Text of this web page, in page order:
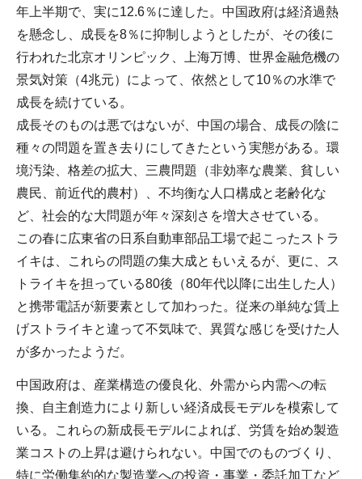
年上半期で、実に12.6％に達した。中国政府は経済過熱
を懸念し、成長を8％に抑制しようとしたが、その後に
行われた北京オリンピック、上海万博、世界金融危機の
景気対策（4兆元）によって、依然として10％の水準で
成長を続けている。
成長そのものは悪ではないが、中国の場合、成長の陰に
種々の問題を置き去りにしてきたという実態がある。環
境汚染、格差の拡大、三農問題（非効率な農業、貧しい
農民、前近代的農村）、不均衡な人口構成と老齢化な
ど、社会的な大問題が年々深刻さを増大させている。
この春に広東省の日系自動車部品工場で起こったストラ
イキは、これらの問題の集大成ともいえるが、更に、ス
トライキを担っている80後（80年代以降に出生した人）
と携帯電話が新要素として加わった。従来の単純な賃上
げストライキと違って不気味で、異質な感じを受けた人
が多かったようだ。
中国政府は、産業構造の優良化、外需から内需への転
換、自主創造力により新しい経済成長モデルを模索して
いる。これらの新成長モデルによれば、労賃を始め製造
業コストの上昇は避けられない。中国でのものづくり、
特に労働集約的な製造業への投資・事業・委託加工など